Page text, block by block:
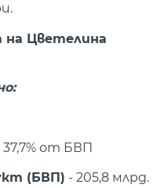
Цветелина
37,7% от БВП
(БВП) - 205,8 млрд.